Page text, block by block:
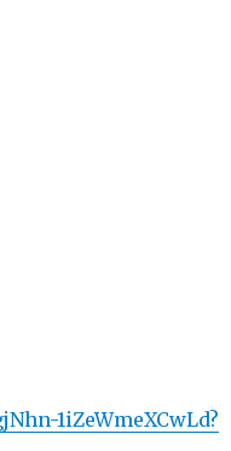
1iZeWmeXCwLd?